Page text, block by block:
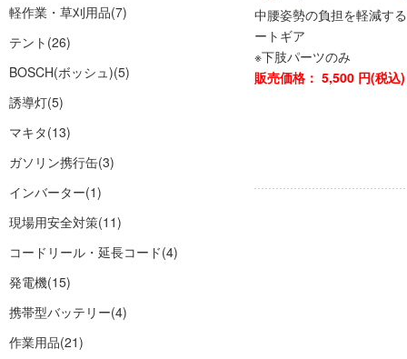
軽作業・草刈用品(7)
テント (26)
BOSCH(ボッシュ)(5)
誘導灯(5)
マキタ(13)
ガソリン携行缶(3)
インバーター(1)
現場用安全対策(11)
コードリール・延長コード(4)
発電機(15)
携帯型バッテリー(4)
作業用品(21)
中腰姿勢の負担を軽減す
ートギア
※下肢パーツのみ
販売価格： 5,500 円(税